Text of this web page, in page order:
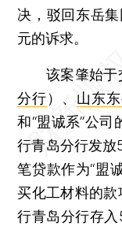
决，驳回东岳
元的诉求。
该案肇始于
分行）、 山东
和“盟诚系”公
行青岛分行发放
笔贷款作为“盟
买化工材料的
行青岛分行存